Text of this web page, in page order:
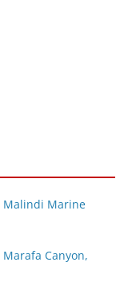
Malindi Marine
Marafa Canyon,